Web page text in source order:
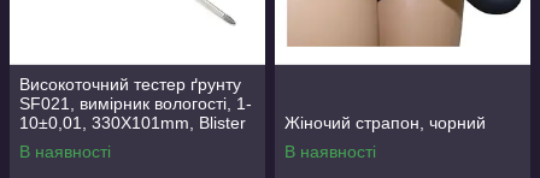
Високоточний тестер ґрунту
SF021, вимірник вологості, 1-
10±0,01, 330Х101mm, Blister
В наявності
Жіночий страпон, чорний
В наявності